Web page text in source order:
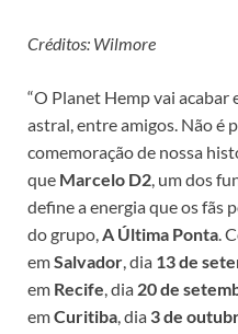
Créditos: Wilmore
“O Planet Hemp vai acabar
astral, entre amigos. Não é
comemoração de nossa
que Marcelo D2 , um dos
define a energia que os fãs
do grupo, A Última Ponta .
emSalvador , dia 13 de
em Recife , dia 20 de
emCuritiba , dia 3 de